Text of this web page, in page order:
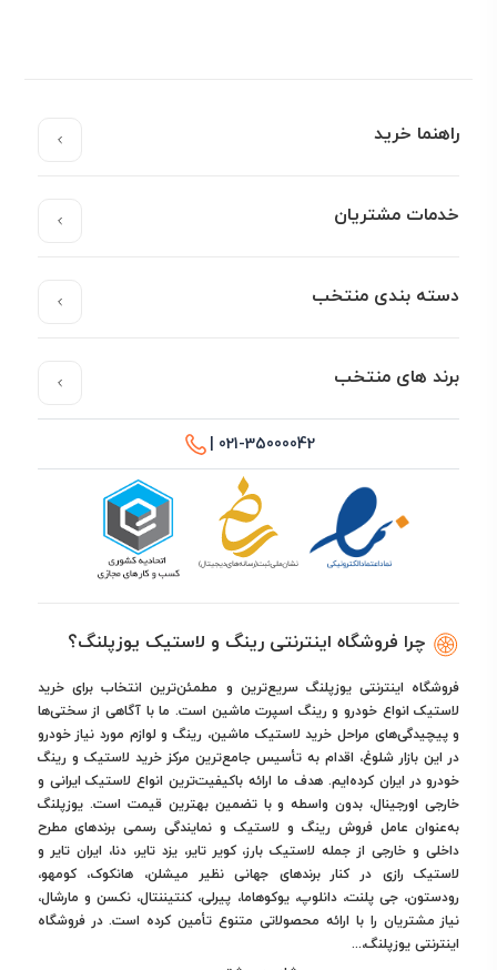
راهنما خرید
خدمات مشتریان
دسته بندی منتخب
برند های منتخب
021-35000042 |
چرا فروشگاه اینترنتی رینگ و لاستیک یوزپلنگ؟
فروشگاه اینترنتی یوزپلنگ سریع‌ترین و مطمئن‌ترین انتخاب برای خرید
لاستیک انواع خودرو و رینگ اسپرت ماشین است. ما با آگاهی از سختی‌ها
و پیچیدگی‌های مراحل خرید لاستیک ماشین، رینگ و لوازم مورد نیاز خودرو
در این بازار شلوغ، اقدام به تأسیس جامع‌ترین مرکز خرید لاستیک و رینگ
خودرو در ایران کرده‌ایم. هدف ما ارائه باکیفیت‌ترین انواع لاستیک ایرانی و
خارجی اورجینال، بدون واسطه و با تضمین بهترین قیمت است. یوزپلنگ
به‌عنوان عامل فروش رینگ و لاستیک و نمایندگی رسمی برندهای مطرح
داخلی و خارجی از جمله لاستیک بارز، کویر تایر، یزد تایر، دنا، ایران تایر و
لاستیک رازی در کنار برندهای جهانی نظیر میشلن، هانکوک، کومهو،
رودستون، جی پلنت، دانلوپ، یوکوهاما، پیرلی، کنتیننتال، نکسن و مارشال،
نیاز مشتریان را با ارائه محصولاتی متنوع تأمین کرده است. در فروشگاه
اینترنتی یوزپلنگ،...